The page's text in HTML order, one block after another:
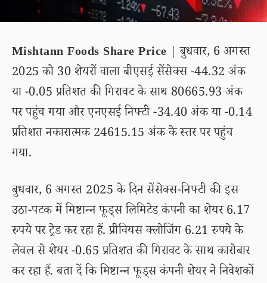
Mishtann Foods Share Price | बुधवार, 6 अगस्त
2025 को 30 शेयरों वाला बीएसई सेंसेक्स -44.32 अंक
या -0.05 प्रतिशत की गिरावट के साथ 80665.93 अंक
पर पहुंच गया और एनएसई निफ्टी -34.40 अंक या -0.14
प्रतिशत नकारात्मक 24615.15 अंक के स्तर पर पहुंच
गया.
बुधवार, 6 अगस्त 2025 के दिन सेंसेक्स-निफ्टी की इस
उठा-पटक में मिष्टान्न फूड्स लिमिटेड कंपनी का शेयर 6.17
रुपये पर ट्रेड कर रहा हैं. प्रीवियस क्लोजिंग 6.21 रुपये के
लेवल से शेयर -0.65 प्रतिशत की गिरावट के साथ कारोबार
कर रहा हैं. बता दें कि मिष्टान्न फूड्स कंपनी शेयर ने निवेशकों